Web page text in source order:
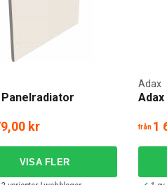
passar alla estetiska
för fjärrstyrning, vilket ger ökad
utföras av professionella
är också kända för att vara
Panelradiator
kr
Adax
Adax
från 1